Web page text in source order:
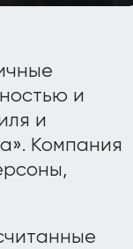
и
и
Компания